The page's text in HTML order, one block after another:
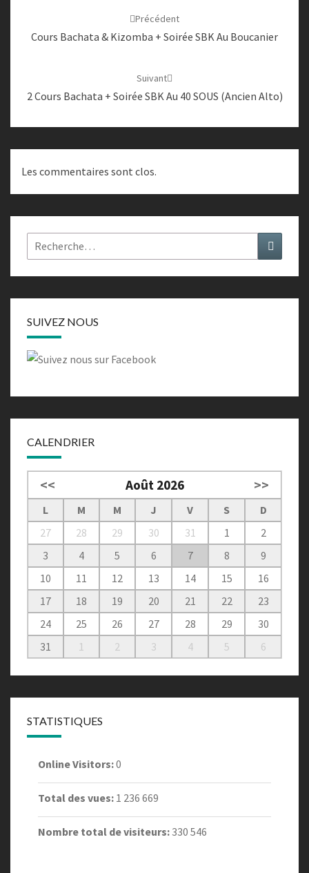
Précédent
Cours Bachata & Kizomba + Soirée SBK Au Boucanier
Suivant
2 Cours Bachata + Soirée SBK Au 40 SOUS (ancien Alto)
Les commentaires sont clos.
Rechercher :
SUIVEZ NOUS
CALENDRIER
<< Août 2026 >>
L M M J V S
D
27
28 29 30 31 1
2
3
4 5 6 7 8
9
10
11 12 13 14 15
16
17
18 19 20 21 22
23
24
25 26 27 28 29
30
31
1 2 3 4 5 6
STATISTIQUES
Online Visitors:0
Total des vues: 1 236 669
Nombre total de visiteurs: 330 546